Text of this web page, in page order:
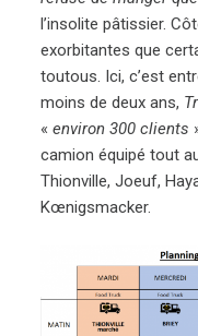
l’insolite pâtissier.
exorbitantes que
toutous. Ici, c’est
moins de deux ans,
«environ 300 clients
camion équipé tout
Thionville, Joeuf,
Kœnigsmacker.